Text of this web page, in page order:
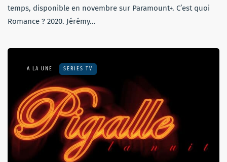
temps, disponible en novembre sur Paramount+. C’est quoi
Romance ? 2020. Jérémy…
A LA UNE SÉRIES TV